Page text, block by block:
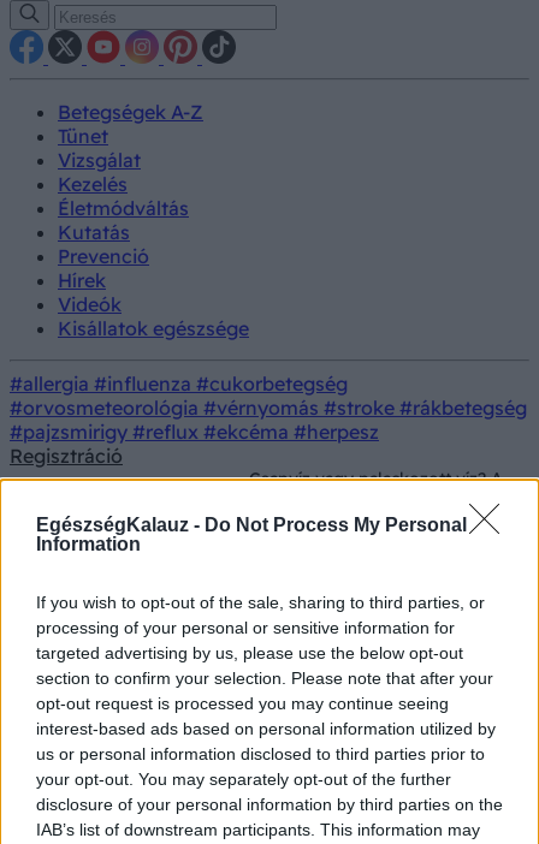
EgészségKalauz - Do Not Process My Personal
Information
If you wish to opt-out of the sale, sharing to third parties, or
processing of your personal or sensitive information for
targeted advertising by us, please use the below opt-out
section to confirm your selection. Please note that after your
opt-out request is processed you may continue seeing
interest-based ads based on personal information utilized by
us or personal information disclosed to third parties prior to
your opt-out. You may separately opt-out of the further
disclosure of your personal information by third parties on the
IAB’s list of downstream participants. This information may
Betegségek A-Z
Tünet
Vizsgálat
Kezelés
Életmódváltás
Kutatás
Prevenció
Hírek
Videók
Kisállatok egészsége
#allergia #influenza #cukorbetegség
#orvosmeteorológia #vérnyomás #stroke #rákbetegség
#pajzsmirigy #reflux #ekcéma #herpesz
Regisztráció
Csapvíz vagy palackozott víz? A
legegészségesebb választás
szakértők szerint ez lehet a
legegészségesebb választás